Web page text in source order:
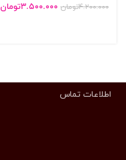
۴.۲۰۰.۰۰۰تومان ۳.۵۰۰.۰۰۰تومان
اطلاعات تماس